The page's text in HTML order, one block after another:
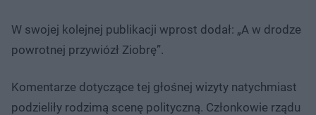
W swojej kolejnej publikacji wprost dodał: „A w drodze
powrotnej przywiózł Ziobrę”.
Komentarze dotyczące tej głośnej wizyty natychmiast
podzieliły rodzimą scenę polityczną. Członkowie rządu